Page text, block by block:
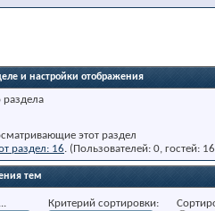
и настройки отображения
этот раздел
раздел: 16. (Пользователей: 0, гостей:
тем
Критерий сортировки: